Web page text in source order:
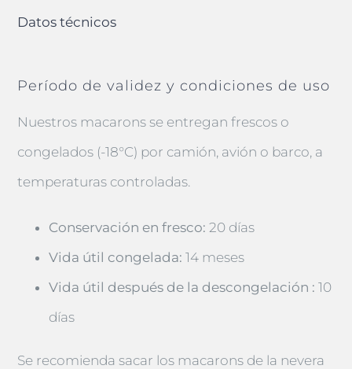
Datos técnicos
Período de validez y condiciones de uso
Nuestros macarons se entregan frescos o
congelados (-18°C) por camión, avión o barco, a
temperaturas controladas.
Conservación en fresco: 20 días
Vida útil congelada: 14 meses
Vida útil después de la descongelación : 10
días
Se recomienda sacar los macarons de la nevera